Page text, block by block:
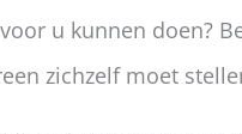
u kunnen doen?
zichzelf moet